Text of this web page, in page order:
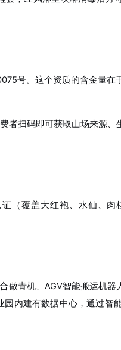
号。这个资质的含金量
扫码即可获取山场来源
（覆盖大红袍、水仙、
青机、AGV智能搬运机
内建有数据中心，通过智